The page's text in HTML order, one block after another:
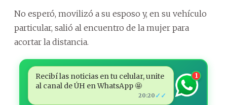
No esperó, movilizó a su esposo y, en su vehículo
particular, salió al encuentro de la mujer para
acortar la distancia.
Recibí las noticias en tu celular, unite
al canal de ÚH en WhatsApp 🤩
20:20 ✓✓
1